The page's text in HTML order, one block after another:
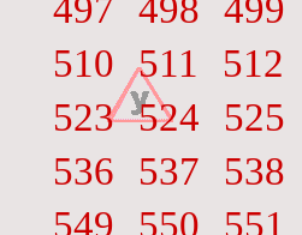
497 498 499
510 511 512
523 524 525
536
537 538
549
550 551